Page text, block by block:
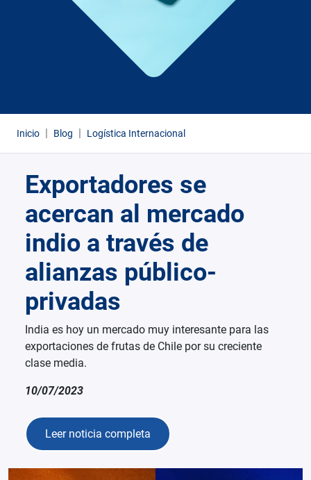
Inicio Blog Logística Internacional
Exportadores se
acercan al mercado
indio a través de
alianzas público-
privadas
India es hoy un mercado muy interesante para las
exportaciones de frutas de Chile por su creciente
clase media.
10/07/2023
Leer noticia completa